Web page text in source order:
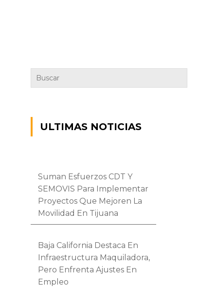
ULTIMAS NOTICIAS
Suman Esfuerzos CDT Y
SEMOVIS Para Implementar
Proyectos Que Mejoren La
Movilidad En Tijuana
Baja California Destaca En
Infraestructura Maquiladora,
Pero Enfrenta Ajustes En
Empleo